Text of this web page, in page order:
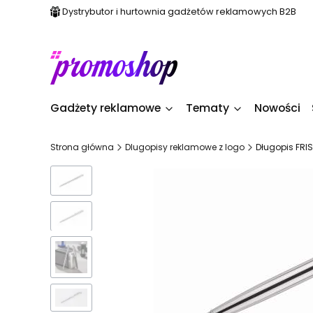
Dystrybutor i hurtownia gadżetów reklamowych B2B
Gadżety reklamowe Tematy Nowości
Strona główna Dlugopisy reklamowe z logo Długopis